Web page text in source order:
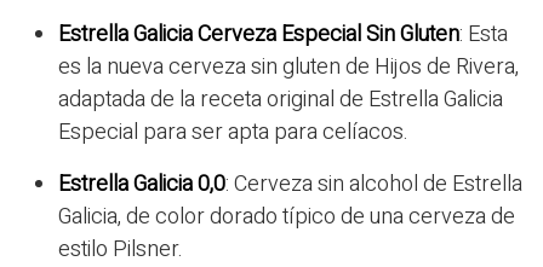
Estrella Galicia Cerveza Especial Sin Gluten: Esta
es la nueva cerveza sin gluten de Hijos de Rivera,
adaptada de la receta original de Estrella Galicia
Especial para ser apta para celíacos.
Estrella Galicia 0,0: Cerveza sin alcohol de Estrella
Galicia, de color dorado típico de una cerveza de
estilo Pilsner.